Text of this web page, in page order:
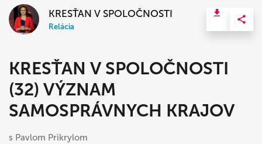
KRESŤAN V SPOLOČNOSTI
Relácia
KRESŤAN V SPOLOČNOSTI
(32) VÝZNAM
SAMOSPRÁVNYCH KRAJOV
s Pavlom Prikrylom